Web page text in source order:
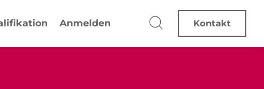
Anmelden Kontakt